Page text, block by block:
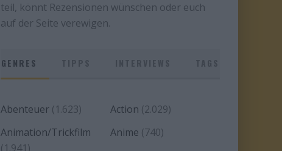
teil, könnt Rezensionen wünschen oder euch
auf der Seite verewigen.
GENRES
Abenteuer (1.623) Action (2.029)
Animation/Trickfilm
(1.941)
Anime (740)